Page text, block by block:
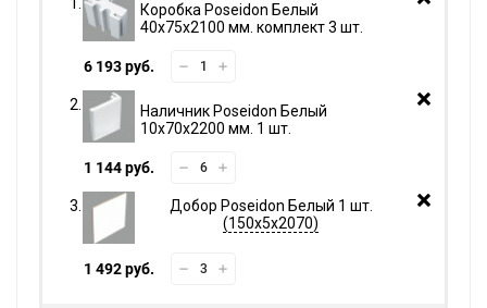
Коробка Poseidon Белый
40х75х2100 мм. комплект 3 шт.
6 193 руб.
Наличник Poseidon Белый
10х70х2200 мм. 1 шт.
1 144 руб.
Добор Poseidon Белый 1 шт.
150х5х2070
1 492 руб.